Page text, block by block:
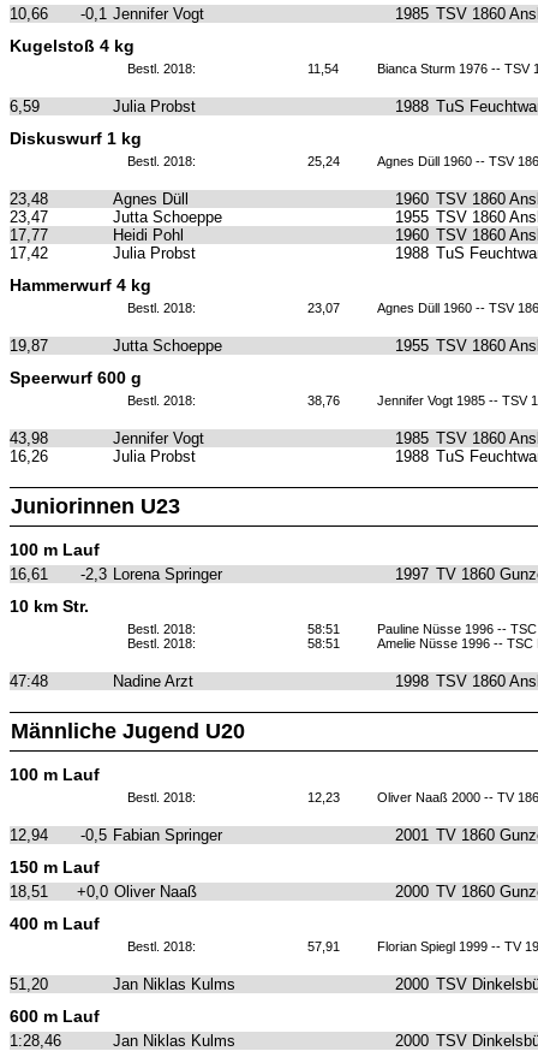
10,66 -0,1 Jennifer Vogt 1985 TSV 1860
Kugelstoß 4 kg
Bestl. 2018: 11,54 Bianca Sturm 1976 -- TSV
6,59 Julia Probst 1988 TuS
Diskuswurf 1 kg
Bestl. 2018: 25,24 Agnes Düll 1960 -- TSV
23,48 Agnes Düll 1960 TSV 1860
23,47
Jutta Schoeppe 1955 TSV 1860
17,77
Heidi Pohl 1960 TSV 1860
17,42
Julia Probst 1988 TuS
Hammerwurf 4 kg
Bestl. 2018: 23,07 Agnes Düll 1960 -- TSV
19,87 Jutta Schoeppe 1955 TSV 1860
Speerwurf 600 g
Bestl. 2018: 38,76 Jennifer Vogt 1985 -- TSV
43,98 Jennifer Vogt 1985 TSV 1860
16,26
Julia Probst 1988 TuS
Juniorinnen U23
100 m Lauf
16,61 -2,3 Lorena Springer 1997 TV 1860
10 km Str.
Bestl. 2018: 58:51
Pauline Nüsse 1996 --
Bestl. 2018:
58:51 Amelie Nüsse 1996 -- TSC
47:48 Nadine Arzt 1998 TSV 1860
Männliche Jugend U20
100 m Lauf
Bestl. 2018: 12,23 Oliver Naaß 2000 -- TV
12,94 -0,5 Fabian Springer 2001 TV 1860
150 m Lauf
18,51 +0,0 Oliver Naaß 2000 TV 1860
400 m Lauf
Bestl. 2018: 57,91 Florian Spiegl 1999 -- TV
51,20 Jan Niklas Kulms 2000 TSV
600 m Lauf
1:28,46 Jan Niklas Kulms 2000 TSV